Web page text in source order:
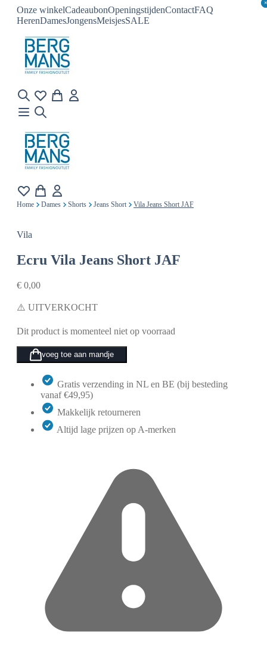
Onze winkelCadeaubonOpeningstijdenContactFAQ
HerenDamesJongensMeisjesSALE
×
×
Home Dames Shorts Jeans Short Vila Jeans Short JAF
Vila
Ecru Vila Jeans Short JAF
€ 0,00
⚠️ UITVERKOCHT
Dit product is momenteel niet op voorraad
voeg toe aan mandje
Gratis verzending in NL en BE (bij besteding
vanaf €49,95)
Makkelijk retourneren
Altijd lage prijzen op A-merken